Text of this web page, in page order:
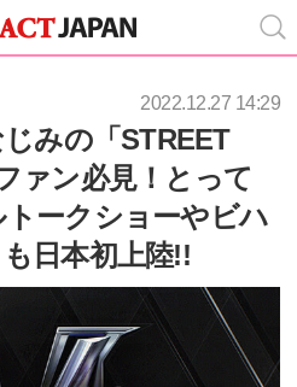
2022.12.27 14:29
みの「STREET
ァン必見！とって
ークショーやビハ
日本初上陸!!